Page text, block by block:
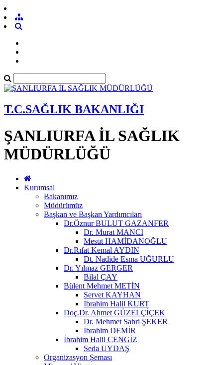
T.C.SAĞLIK BAKANLIĞI
ŞANLIURFA İL SAĞLIK
MÜDÜRLÜĞÜ
Kurumsal
Bakanımız
Müdürümüz
Başkan ve Başkan Yardımcıları
Dr.Öznur BULUT GAZANFER
Dr. Murat MANCI
Mesut HAMİDANOĞLU
Dr.Rıfat Kemal AYDIN
Dt. Nadide Esma UĞURLU
Dr. Yılmaz GERGER
Bilal ÇAY
Bülent Mehmet METİN
Servet KAYHAN
İbrahim Halil KURT
Doç.Dr. Ahmet GÜZELÇİÇEK
Dr. Mehmet Sabri ŞEKER
İbrahim DEMİR
İbrahim Halil CENGİZ
Seda UYDAŞ
Organizasyon Şeması